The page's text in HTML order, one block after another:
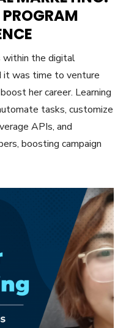
the digital
it was time to venture
her career. Learning
tasks, customize
APIs, and
boosting campaign